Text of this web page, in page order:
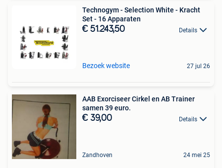
Technogym - Selection White - Kracht
Set - 16 Apparaten
€ 51.243,50 Details
Bezoek website 27 jul 26
AAB Exorciseer Cirkel en AB Trainer
samen 39 euro.
€ 39,00 Details
Zandhoven 24 mei 25